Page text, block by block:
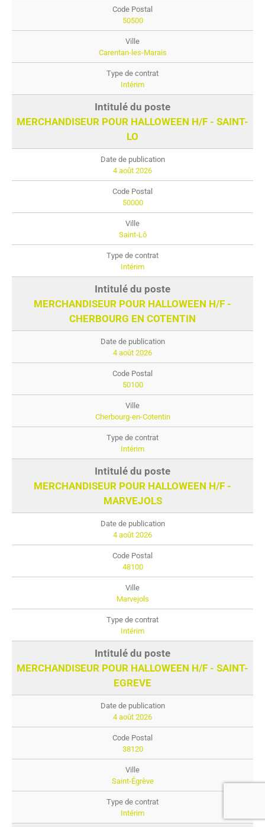
50500
Carentan-les-Marais
Intérim
MERCHANDISEUR POUR HALLOWEEN H/F - SAINT-
LO
4 août 2026
50000
Saint-Lô
Intérim
MERCHANDISEUR POUR HALLOWEEN H/F -
CHERBOURG EN COTENTIN
4 août 2026
50100
Cherbourg-en-Cotentin
Intérim
MERCHANDISEUR POUR HALLOWEEN H/F -
MARVEJOLS
4 août 2026
48100
Marvejols
Intérim
MERCHANDISEUR POUR HALLOWEEN H/F - SAINT-
EGREVE
4 août 2026
38120
Saint-Égrève
Intérim